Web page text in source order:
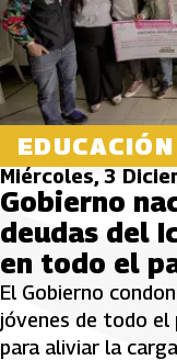
EDUCACIÓN
Miércoles, 3
Gobierno
deudas del
en todo el
El Gobierno
jóvenes de todo el
para aliviar la